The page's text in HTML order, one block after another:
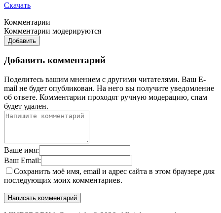
Скачать
Комментарии
Комментарии модерируются
Добавить
Добавить комментарий
Поделитесь вашим мнением с другими читателями. Ваш E-
mail не будет опубликован. На него вы получите уведомление
об ответе. Комментарии проходят ручную модерацию, спам
будет удален.
Ваше имя:
Ваш Email:
Сохранить моё имя, email и адрес сайта в этом браузере для
последующих моих комментариев.